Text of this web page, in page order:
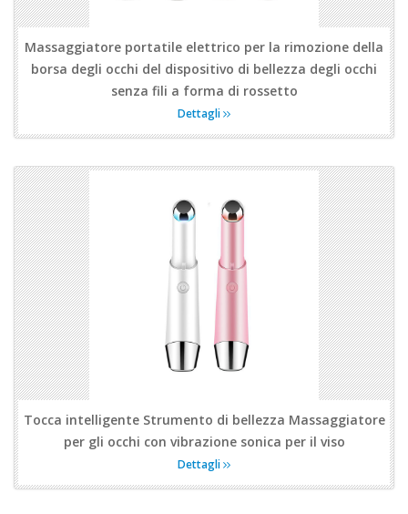
Massaggiatore portatile elettrico per la rimozione della
borsa degli occhi del dispositivo di bellezza degli occhi
senza fili a forma di rossetto
Dettagli
Tocca intelligente Strumento di bellezza Massaggiatore
per gli occhi con vibrazione sonica per il viso
Dettagli